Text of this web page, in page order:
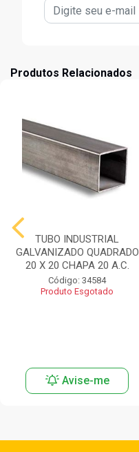
Produtos Relacionados
TUBO INDUSTRIAL
GALVANIZADO QUADRADO
20 X 20 CHAPA 20 A.C.
Código: 34584
Produto Esgotado
Avise-me